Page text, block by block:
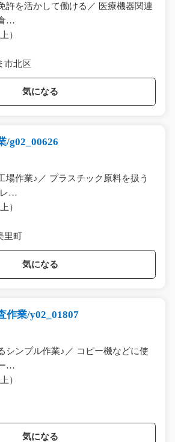
許を活かして働ける／ 医療機器関連
…
）
市北区
気になる
/g02_00626
場作業♪／ プラスチック原料を扱う
レ…
）
里町
気になる
作業/y02_01807
シンプル作業♪／ コピー機などに使
…
）
気になる